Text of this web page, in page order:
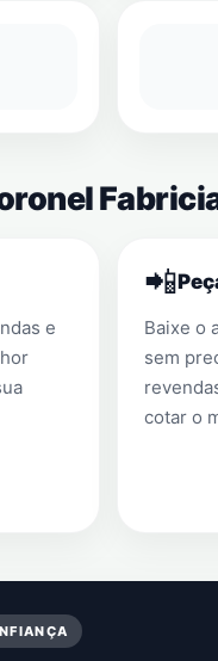
e
📲
Baixe o
sem
cotar o